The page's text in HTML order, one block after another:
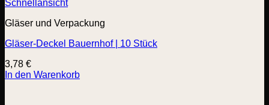
Schnellansicht
Gläser und Verpackung
Gläser-Deckel Bauernhof | 10 Stück
3,78 €
In den Warenkorb